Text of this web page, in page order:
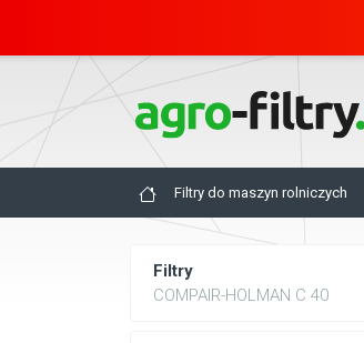
Filtry do maszyn rolniczych
Filtry
COMPAIR-HOLMAN C 40